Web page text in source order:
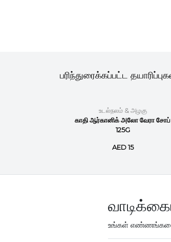
பரிந்துரைக்கப்பட்ட
உடல்நலம் & அழகு
காதி ஆர்கானிக் அலோ வேரா சோப்
125G
AED 15
உங்கள் எண்ணங்களை